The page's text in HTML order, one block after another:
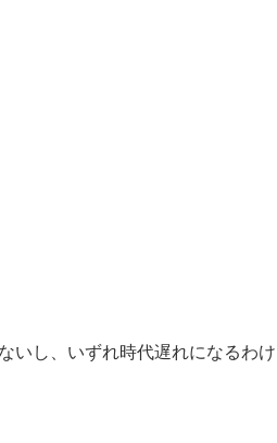
いし、いずれ時代遅れになるわけ